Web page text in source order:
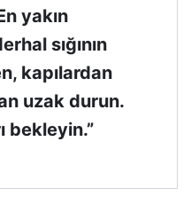
yakın
sığının
kapılardan
uzak durun.
bekleyin.”